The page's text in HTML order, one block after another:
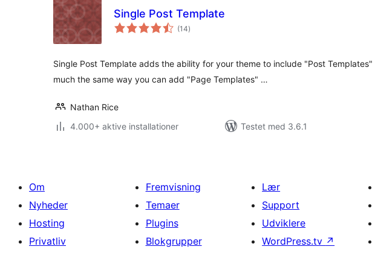
Single Post Template
(14totale
bedømmelser
)
Single Post Template adds the ability for your theme to include "Post Templates"
much the same way you can add "Page Templates" …
Nathan Rice
4.000+ aktive installationer
Testet med 3.6.1
Om
Nyheder
Hosting
Privatliv
Fremvisning
Temaer
Plugins
Blokgrupper
Lær
Support
Udviklere
WordPress.tv ↗